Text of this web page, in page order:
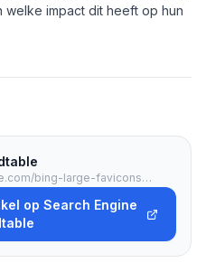
impact dit heeft op hun
https://www.seroundtable.com/bing-large-favicons-top-ads-41437.html
op Search Engine